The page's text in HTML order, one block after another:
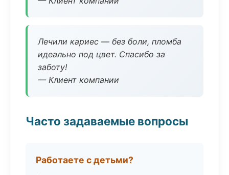
Лечили кариес — без боли, пломба
идеально под цвет. Спасибо за
заботу!
— Клиент компании
Часто задаваемые вопросы
Работаете с детьми?